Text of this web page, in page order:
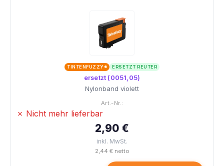
TINTENFUZZY® ERSETZT REUTER
ersetzt (0051,05)
Nylonband violett
Art.-Nr.:
✗ Nicht mehr lieferbar
2,90 €
inkl. MwSt.
2,44 € netto